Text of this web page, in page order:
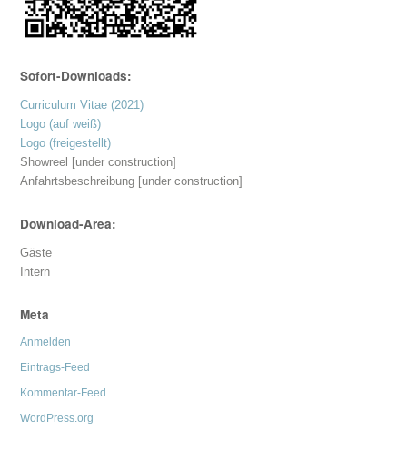
Sofort-Downloads:
Curriculum Vitae (2021)
Logo (auf weiß)
Logo (freigestellt)
Showreel [under construction]
Anfahrtsbeschreibung [under construction]
Download-Area:
Gäste
Intern
Meta
Anmelden
Eintrags-Feed
Kommentar-Feed
WordPress.org